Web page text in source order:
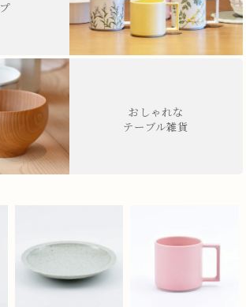
おしゃれな
テーブル雑貨